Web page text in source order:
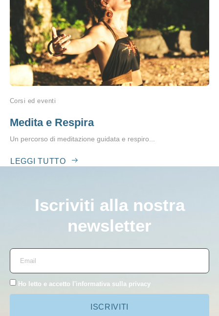
Corsi ed eventi
Medita e Respira
Un percorso di meditazione guidata e respiro...
LEGGI TUTTO
Iscriviti alla nostra
newsletter
Ho letto e accetto l'informativa sulla privacy
ISCRIVITI